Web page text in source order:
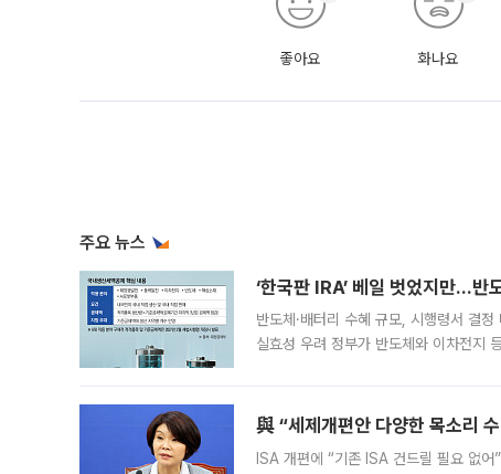
좋아요 화나요
주요 뉴스
‘한국판 IRA’ 베일 벗었지만…반
반도체·배터리 수혜 규모, 시행령서 결
실효성 우려 정부가 반도체와 이차전지
與 “세제개편안 다양한 목소리
ISA 개편에 “기존 ISA 건드릴 필요 없어